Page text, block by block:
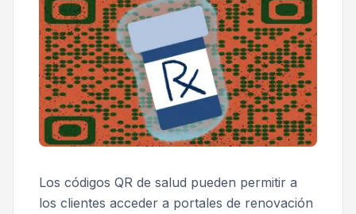
Los códigos QR de salud pueden permitir a
los clientes acceder a portales de renovación